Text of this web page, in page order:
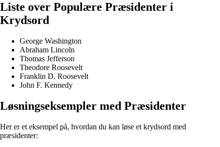
Liste over Populære Præsidenter i
Krydsord
George Washington
Abraham Lincoln
Thomas Jefferson
Theodore Roosevelt
Franklin D. Roosevelt
John F. Kennedy
Løsningseksempler med Præsidenter
Her er et eksempel på, hvordan du kan løse et krydsord med
præsidenter: